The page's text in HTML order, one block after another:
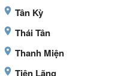
Tân Kỳ
Thái Tân
Thanh Miện
Tiên Lãng